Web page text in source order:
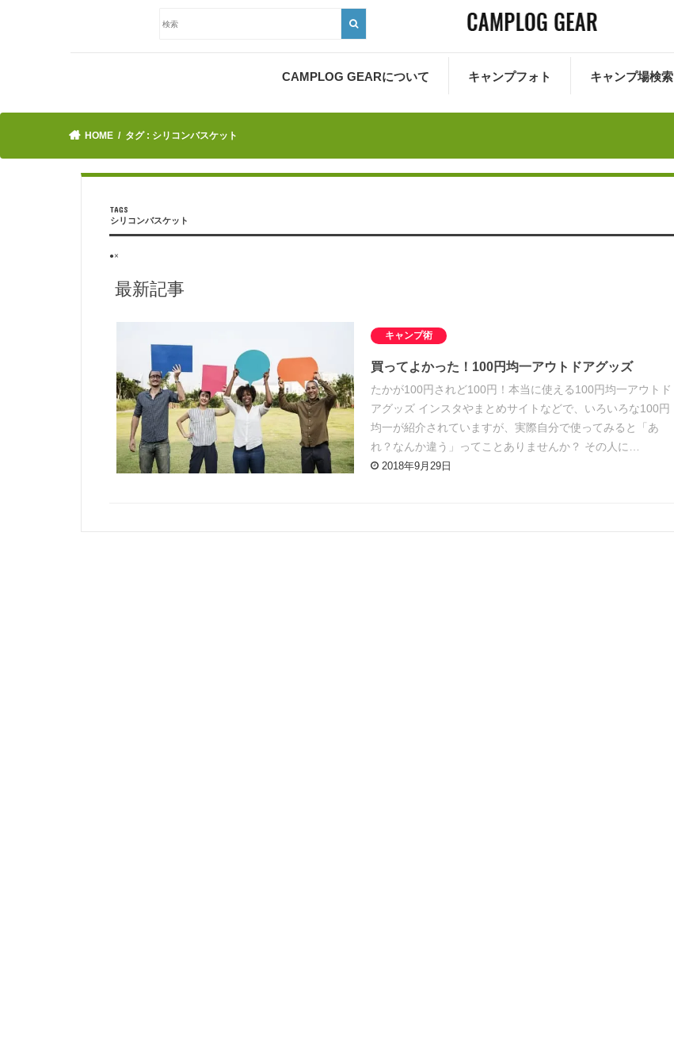
CAMPLOG GEARについて キャンプフォト キャンプ場検索
HOME タグ : シリコンバスケット
シリコンバスケット
●×
最新記事
キャンプ術
買ってよかった！100円均一アウトドアグッズ
たかが100円されど100円！本当に使える100円均一アウトド
アグッズ インスタやまとめサイトなどで、いろいろな100円
均一が紹介されていますが、実際自分で使ってみると「あ
れ？なんか違う」ってことありませんか？ その人に…
2018年9月29日